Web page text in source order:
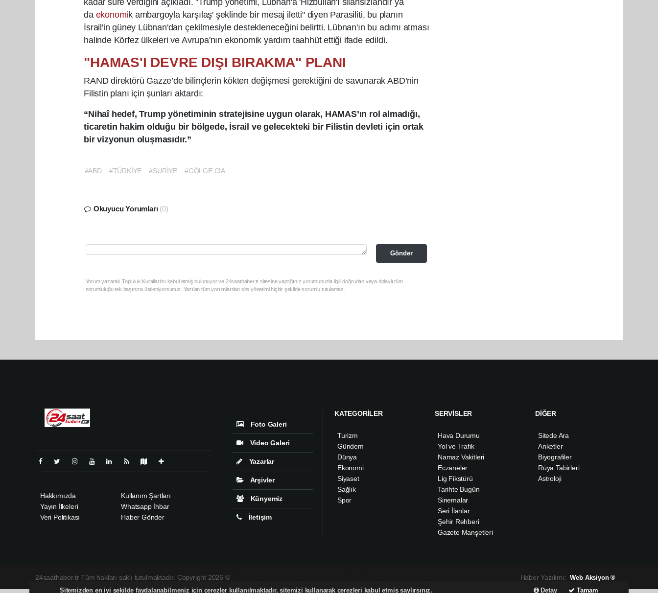
da ekonomik ambargoyla karşılaş' şeklinde bir mesaj iletti" diyen Parasiliti, bu planın
İsrail'in güney Lübnan'dan çekilmesiyle destekleneceğini belirtti. Lübnan'ın bu adımı atması
halinde Körfez ülkeleri ve Avrupa'nın ekonomik yardım taahhüt ettiği ifade edildi.
"HAMAS'I DEVRE DIŞI BIRAKMA" PLANI
RAND direktörü Gazze’de bilinçlerin kökten değişmesi gerektiğini de savunarak ABD’nin
Filistin planı için şunları aktardı:
“Nihaî hedef, Trump yönetiminin stratejisine uygun olarak, HAMAS’ın rol almadığı,
ticaretin hakim olduğu bir bölgede, İsrail ve gelecekteki bir Filistin devleti için ortak
bir vizyonun oluşmasıdır.”
#ABD #TÜRKİYE #SURİYE #GÖLGE CIA
Okuyucu Yorumları (0)
Gönder
Yorum yazarak Topluluk Kuralları’nı kabul etmiş bulunuyor ve 24saathaber.tr sitesine yaptığınız yorumunuzla ilgili doğrudan veya dolaylı tüm
sorumluluğu tek başınıza üstleniyorsunuz. Yazılan tüm yorumlardan site yönetimi hiçbir şekilde sorumlu tutulamaz.
Sitemizden en iyi şekilde faydalanabilmeniz için çerezler kullanılmaktadır, sitemizi kullanarak çerezleri kabul etmiş saylırsınız. Detay Tamam
Hakkımızda
Yayın İlkeleri
Veri Politikası
Kullanım Şartları
Whatsapp İhbar
Haber Gönder
Foto Galeri
Video Galeri
Yazarlar
Arşivler
Künyemiz
İletişim
KATEGORİLER
Turizm
Gündem
Dünya
Ekonomi
Siyaset
Sağlık
Spor
SERVİSLER
Hava Durumu
Yol ve Trafik
Namaz Vakitleri
Eczaneler
Lig Fikstürü
Tarihte Bugün
Sinemalar
Seri İlanlar
Şehir Rehberi
Gazete Manşetleri
DİĞER
Sitede Ara
Anketler
Biyografiler
Rüya Tabirleri
Astroloji
24saathaber.tr Tüm hakları saklı tutulmaktadır. Copyright 2026 © Haber Yazılımı: Web Aksiyon ®